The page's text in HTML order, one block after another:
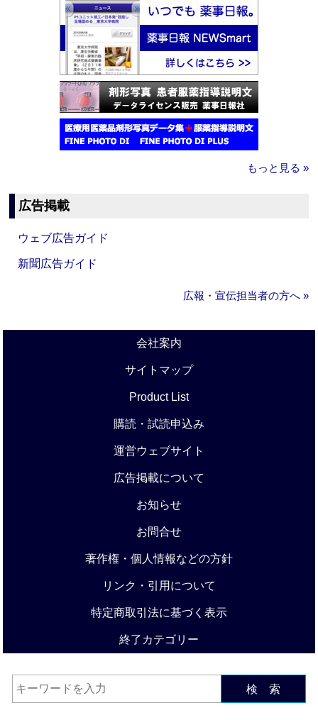
もっと見る »
広告掲載
ウェブ広告ガイド
新聞広告ガイド
広報・宣伝担当者の方へ »
会社案内
サイトマップ
Product List
購読・試読申込み
運営ウェブサイト
広告掲載について
お知らせ
お問合せ
著作権・個人情報などの方針
リンク・引用について
特定商取引法に基づく表示
終了カテゴリー
検 索